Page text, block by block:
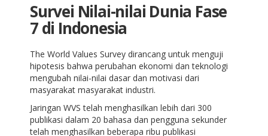
Survei Nilai-nilai Dunia Fase
7 di Indonesia
The World Values Survey dirancang untuk menguji
hipotesis bahwa perubahan ekonomi dan teknologi
mengubah nilai-nilai dasar dan motivasi dari
masyarakat masyarakat industri.
Jaringan WVS telah menghasilkan lebih dari 300
publikasi dalam 20 bahasa dan pengguna sekunder
telah menghasilkan beberapa ribu publikasi